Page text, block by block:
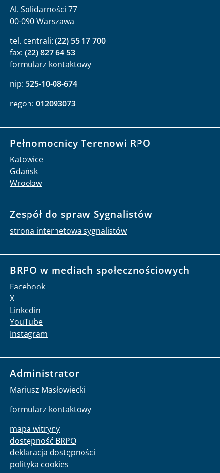
Al. Solidarności 77
00-090 Warszawa
tel. centrali: (22) 55 17 700
fax: (22) 827 64 53
formularz kontaktowy
nip: 525-10-08-674
regon: 012093073
Pełnomocnicy Terenowi RPO
Katowice
Gdańsk
Wrocław
Zespół do spraw Sygnalistów
strona internetowa sygnalistów
BRPO w mediach społecznościowych
Facebook
X
Linkedin
YouTube
Instagram
Administrator
Mariusz Masłowiecki
formularz kontaktowy
mapa witryny
dostępność BRPO
deklaracja dostępności
polityka cookies